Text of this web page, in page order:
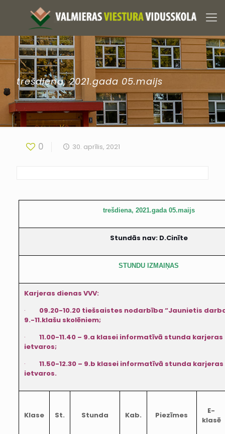
trešdiena, 2021.gada 05.maijs
0 30. aprīlis, 2021
trešdiena, 2021.gada 05.maijs
Stundās nav: D.Cinīte
STUNDU IZMAIŅAS
Karjeras dienas VVV:
· 09.20-10.20 tiešsaistes nodarbība “Jaunietis
9.-11.klašu skolēniem;
· 11.00-11.40 – 9.a klasei informatīvā stunda
ietvaros;
· 11.50-12.30 – 9.b klasei informatīvā stunda
ietvaros.
Klase St. Stunda Kab. Piezīmes
E-
klasē